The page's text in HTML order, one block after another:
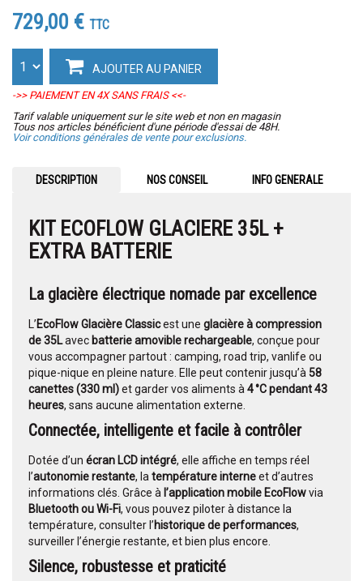
729,00 € TTC
AJOUTER AU PANIER
->> PAIEMENT EN 4X SANS FRAIS <<-
Tarif valable uniquement sur le site web et non en magasin
Tous nos articles bénéficient d'une période d'essai de 48H.
Voir conditions générales de vente pour exclusions.
DESCRIPTION NOS CONSEIL INFO GENERALE
KIT ECOFLOW GLACIERE 35L +
EXTRA BATTERIE
La glacière électrique nomade par excellence
L’EcoFlow Glacière Classicest une glacière à compression
de 35Lavec batterie amovible rechargeable, conçue pour
vous accompagner partout : camping, road trip, vanlife ou
pique-nique en pleine nature. Elle peut contenir jusqu’à 58
canettes (330 ml)et garder vos aliments à 4 °C pendant 43
heures, sans aucune alimentation externe.
Connectée, intelligente et facile à contrôler
Dotée d’un écran LCD intégré, elle affiche en temps réel
l’autonomie restante, la température interneet d’autres
informations clés. Grâce à l’application mobile EcoFlowvia
Bluetooth ou Wi-Fi, vous pouvez piloter à distance la
température, consulter l’historique de performances,
surveiller l’énergie restante, et bien plus encore.
Silence, robustesse et praticité